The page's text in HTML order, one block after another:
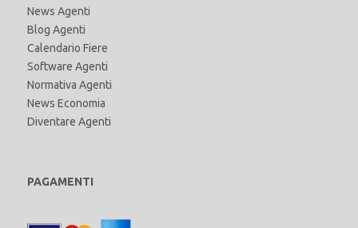
News Agenti
Blog Agenti
Calendario Fiere
Software Agenti
Normativa Agenti
News Economia
Diventare Agenti
PAGAMENTI